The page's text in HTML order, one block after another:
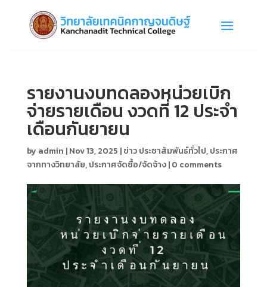
รายงานงบทดลองหน่วยเบิก
จ่ายรายเดือน งวดที่ 12 ประจำ
เดือนกันยายน
by admin |Nov 13, 2025 |ข่าว ประชาสัมพันธ์ทั่วไป,ประกาศ
จากทางวิทยาลัย,ประกาศจัดซื้อ/จัดจ้าง|0 comments